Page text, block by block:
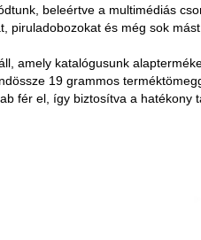
beleértve a multimédiás
piruladobozokat és még sok
amely katalógusunk
19 grammos
fér el, így biztosítva a hatékony